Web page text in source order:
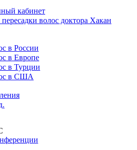
кабинет
волос доктора Хакан
в России
в Европе
в Турции
в США